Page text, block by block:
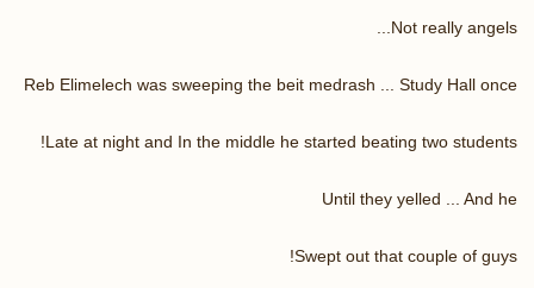
Not really angels...
Reb Elimelech was sweeping the beit medrash ... Study Hall once
Late at night and In the middle he started beating two students!
Until they yelled ... And he
Swept out that couple of guys!